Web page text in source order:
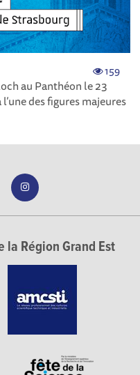
159
au Panthéon le 23
des figures majeures
la Région Grand Est